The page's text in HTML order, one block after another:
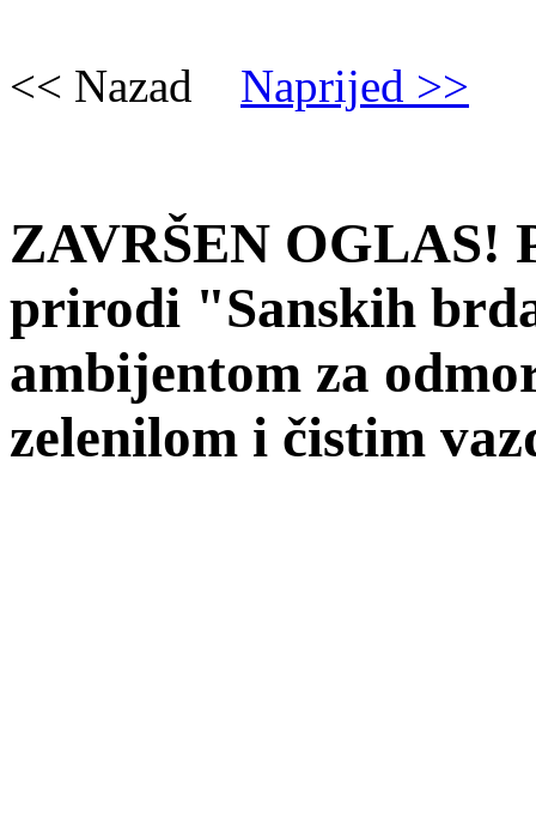
<< Nazad Naprijed >>
ZAVRŠEN OGLAS!
prirodi "Sanskih
ambijentom za
zelenilom i čistim